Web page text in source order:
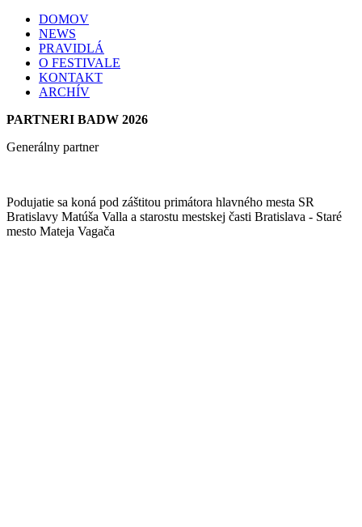
DOMOV
NEWS
PRAVIDLÁ
O FESTIVALE
KONTAKT
ARCHÍV
PARTNERI BADW 2026
Generálny partner
Podujatie sa koná pod záštitou primátora hlavného mesta SR
Bratislavy Matúša Valla a starostu mestskej časti Bratislava - Staré
mesto Mateja Vagača